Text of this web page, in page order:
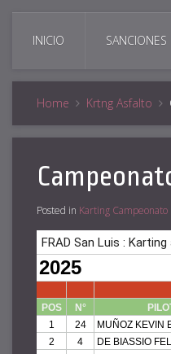
INICIO SANCIONES
Home Krtng Asfalto
Posted in Karting Campeonato